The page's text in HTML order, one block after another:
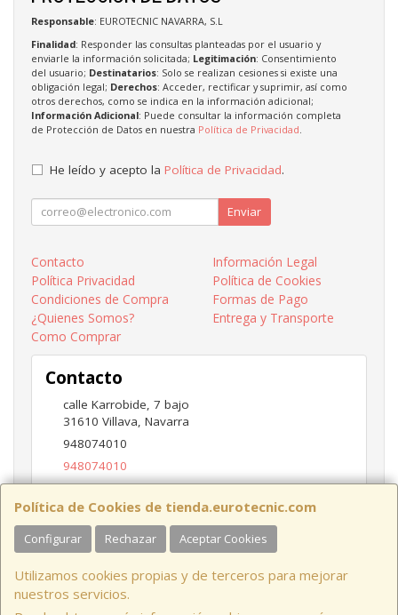
Política de Cookies de tienda.eurotecnic.com
Configurar Rechazar Aceptar Cookies
Utilizamos cookies propias y de terceros para mejorar
nuestros servicios.
Responsable: EUROTECNIC NAVARRA, S.L
Finalidad: Responder las consultas planteadas por el usuario y
enviarle la información solicitada; Legitimación: Consentimiento
del usuario; Destinatarios: Solo se realizan cesiones si existe una
obligación legal; Derechos: Acceder, rectificar y suprimir, así como
otros derechos, como se indica en la información adicional;
Información Adicional: Puede consultar la información completa
de Protección de Datos en nuestra Política de Privacidad.
He leído y acepto la Política de Privacidad.
Enviar
Contacto
Información Legal
Política Privacidad
Política de Cookies
Condiciones de Compra
Formas de Pago
¿Quienes Somos?
Entrega y Transporte
Como Comprar
Contacto
calle Karrobide, 7 bajo
31610 Villava, Navarra
948074010
948074010
ventas@eurotecnic.com
Horario
9 a 13:30Hs y 16:30 a 19Hs